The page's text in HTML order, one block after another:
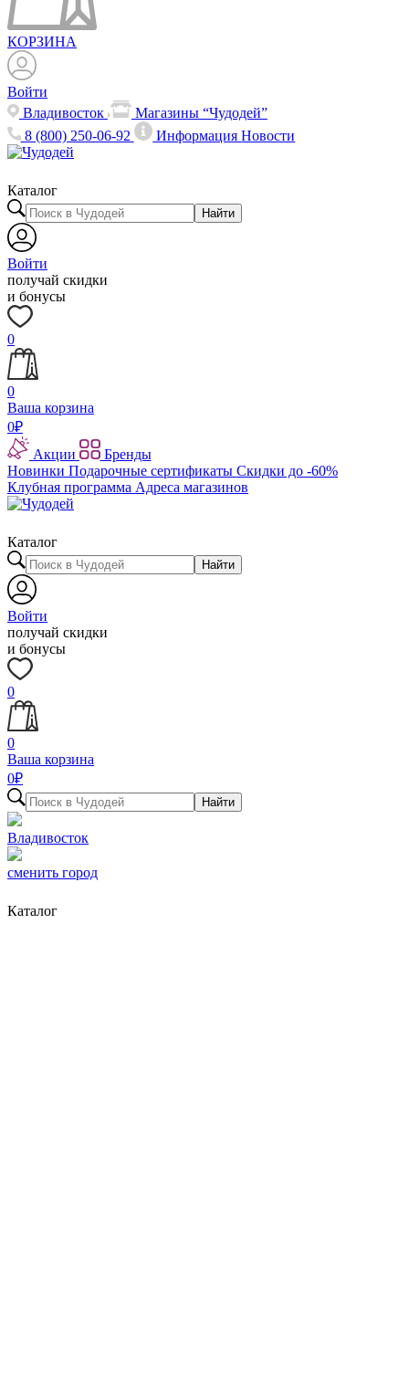
КОРЗИНА
Войти
Владивосток
Магазины “Чудодей”
8 (800) 250-06-92
ИнформацияНовости
Каталог
Найти
Войти
получай скидки
и бонусы
0
0
Ваша корзина
0₽
Акции
Бренды
Новинки Подарочные сертификаты Скидки до -60%
Клубная программа Адреса магазинов
Каталог
Найти
Войти
получай скидки
и бонусы
0
0
Ваша корзина
0₽
Найти
Владивосток
сменить город
Каталог